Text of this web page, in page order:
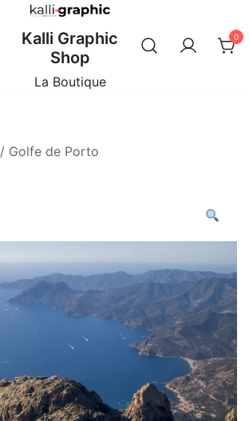
Kalli Graphic
Shop
La Boutique
0
/ Golfe de Porto